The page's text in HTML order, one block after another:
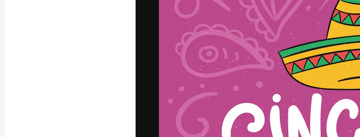
A plataforma criativa para você direcionar
seu melhor trabalho. Mais de 1 milhão de
assinantes entre criativos, empresas,
agências e estúdios.
Português